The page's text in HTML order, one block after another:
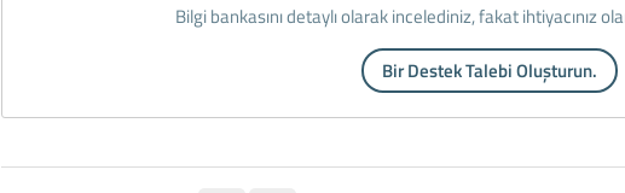
Bilgi bankasını detaylı olarak incelediniz, fakat ihtiyacınız
Bir Destek Talebi Oluşturun.